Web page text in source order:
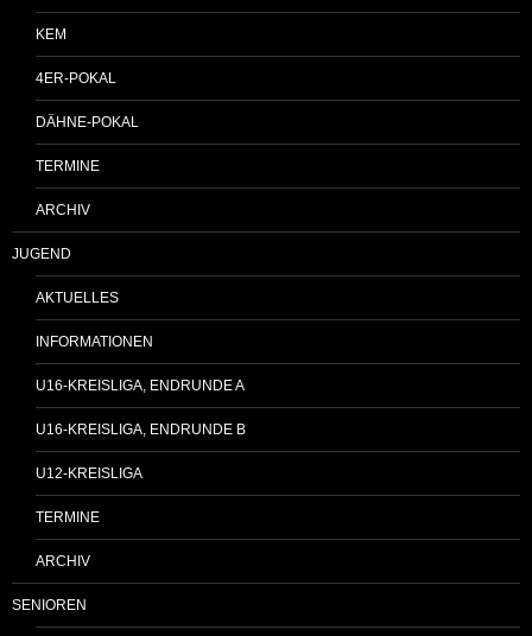
KEM
4ER-POKAL
DÄHNE-POKAL
TERMINE
ARCHIV
JUGEND
AKTUELLES
INFORMATIONEN
U16-KREISLIGA, ENDRUNDE A
U16-KREISLIGA, ENDRUNDE B
U12-KREISLIGA
TERMINE
ARCHIV
SENIOREN